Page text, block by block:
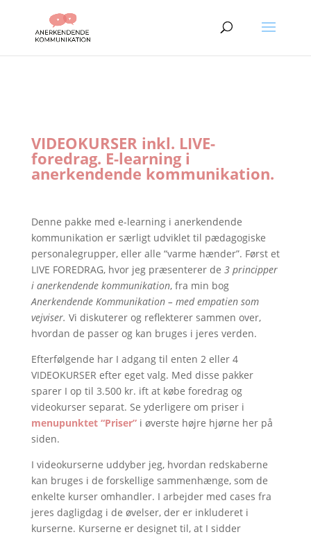
VIDEOKURSER inkl. LIVE-
foredrag. E-learning i
anerkendende kommunikation.
Denne pakke med e-learning i anerkendende
kommunikation er særligt udviklet til pædagogiske
personalegrupper, eller alle “varme hænder”. Først et
LIVE FOREDRAG, hvor jeg præsenterer de 3 principper
i anerkendende kommunikation, fra min bog
Anerkendende Kommunikation – med empatien som
vejviser. Vi diskuterer og reflekterer sammen over,
hvordan de passer og kan bruges i jeres verden.
Efterfølgende har I adgang til enten 2 eller 4
VIDEOKURSER efter eget valg. Med disse pakker
sparer I op til 3.500 kr. ift at købe foredrag og
videokurser separat. Se yderligere om priser i
menupunktet “Priser”i øverste højre hjørne her på
siden.
I videokurserne uddyber jeg, hvordan redskaberne
kan bruges i de forskellige sammenhænge, som de
enkelte kurser omhandler. I arbejder med cases fra
jeres dagligdag i de øvelser, der er inkluderet i
kurserne. Kurserne er designet til, at I sidder